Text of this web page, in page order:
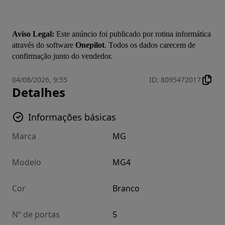
Aviso Legal: Este anúncio foi publicado por rotina informática
através do software Onepilot. Todos os dados carecem de
confirmação junto do vendedor.
04/08/2026, 9:55 ID: 8095472017
Detalhes
Informações básicas
Marca MG
Modelo MG4
Cor Branco
Nº de portas 5